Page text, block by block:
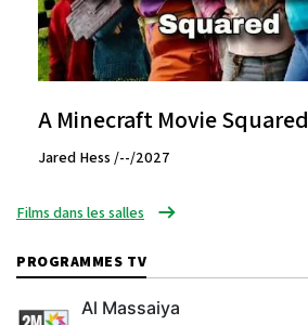
A Minecraft Movie Squared
Jared Hess /--/2027
Films dans les salles
PROGRAMMES TV
Al Massaiya